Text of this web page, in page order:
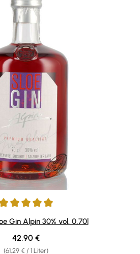
von 5 von 5 Sternen
Gin Alpin 30% vol. 0,70l
(61,29 € / 1 Liter)
Regulärer Preis:
42,90 €